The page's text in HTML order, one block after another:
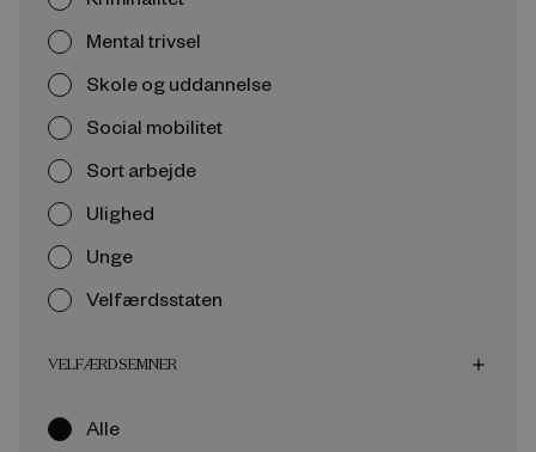
Mental trivsel
Skole og uddannelse
Social mobilitet
Sort arbejde
Ulighed
Unge
Velfærdsstaten
VELFÆRDSEMNER add
Alle